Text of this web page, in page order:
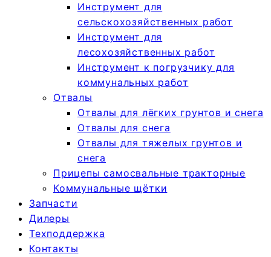
Инструмент для
сельскохозяйственных работ
Инструмент для
лесохозяйственных работ
Инструмент к погрузчику для
коммунальных работ
Отвалы
Отвалы для лёгких грунтов и снега
Отвалы для снега
Отвалы для тяжелых грунтов и
снега
Прицепы самосвальные тракторные
Коммунальные щётки
Запчасти
Дилеры
Техподдержка
Контакты